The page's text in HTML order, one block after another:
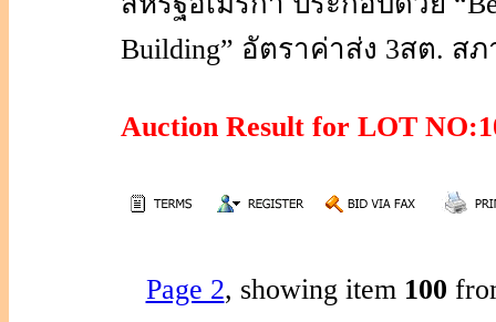
Building” อัตราค่าส่ง 3สต. สภ
Auction Result for LOT
Page 2, showing item 100